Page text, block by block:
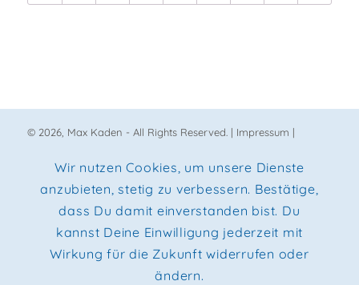
© 2026, Max Kaden - All Rights Reserved. | Impressum |
Wir nutzen Cookies, um unsere Dienste
anzubieten, stetig zu verbessern. Bestätige,
dass Du damit einverstanden bist. Du
kannst Deine Einwilligung jederzeit mit
Wirkung für die Zukunft widerrufen oder
ändern.